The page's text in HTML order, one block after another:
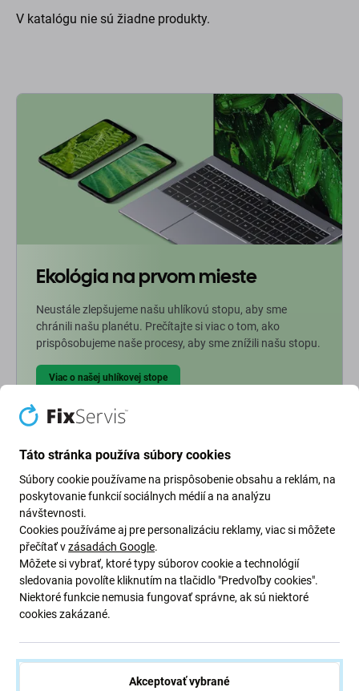
V katalógu nie sú žiadne produkty.
Ekológia na prvom mieste
Neustále zlepšujeme našu uhlíkovú stopu, aby sme
chránili našu planétu. Prečítajte si viac o tom, ako
prispôsobujeme naše procesy, aby sme znížili našu stopu.
Viac o našej uhlíkovej stope
Prihláste sa na odber newslettera ohľadom zliav a noviniek z našej
ponuky.
Odoslaním tohto formulára potvrdzujem, že mám viac ako 16
rokov.
Odoberať
Táto stránka používa súbory cookies
Súbory cookie používame na prispôsobenie obsahu a reklám, na
poskytovanie funkcií sociálnych médií a na analýzu
návštevnosti.
Cookies používáme aj pre personalizáciu reklamy, viac si môžete
přečítať vzásadách Google.
Môžete si vybrať, ktoré typy súborov cookie a technológií
sledovania povolíte kliknutím na tlačidlo "Predvoľby cookies".
Niektoré funkcie nemusia fungovať správne, ak sú niektoré
cookies zakázané.
Akceptovať vybrané